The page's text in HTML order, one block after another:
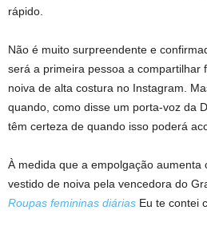
rápido.
Não é muito surpreendente e
será a primeira pessoa a compartilhar
noiva de alta costura no Instagram.
quando, como disse um porta-voz da
têm certeza de quando isso poderá
À medida que a empolgação aumenta
vestido de noiva pela vencedora do
Roupas femininas diárias Eu te contei